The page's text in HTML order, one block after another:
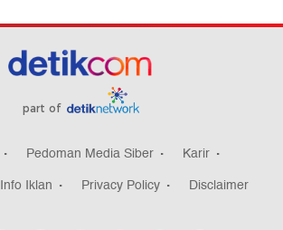
part of
Pedoman Media Siber
Karir
Info Iklan Privacy Policy Disclaimer